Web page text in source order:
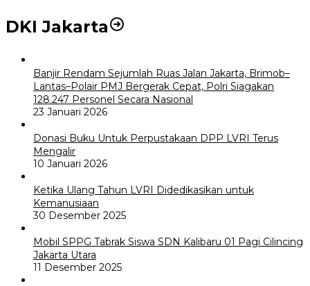
DKI Jakarta
Banjir Rendam Sejumlah Ruas Jalan Jakarta, Brimob–
Lantas–Polair PMJ Bergerak Cepat, Polri Siagakan
128.247 Personel Secara Nasional
23 Januari 2026
Donasi Buku Untuk Perpustakaan DPP LVRI Terus
Mengalir
10 Januari 2026
Ketika Ulang Tahun LVRI Didedikasikan untuk
Kemanusiaan
30 Desember 2025
Mobil SPPG Tabrak Siswa SDN Kalibaru 01 Pagi Cilincing
Jakarta Utara
11 Desember 2025